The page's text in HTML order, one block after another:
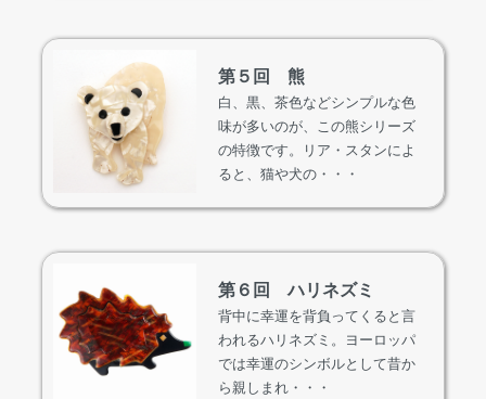
第５回 熊
白、黒、茶色などシンプルな色
味が多いのが、この熊シリーズ
の特徴です。リア・スタンによ
ると、猫や犬の・・・
第６回 ハリネズミ
背中に幸運を背負ってくると言
われるハリネズミ。ヨーロッパ
では幸運のシンボルとして昔か
ら親しまれ・・・